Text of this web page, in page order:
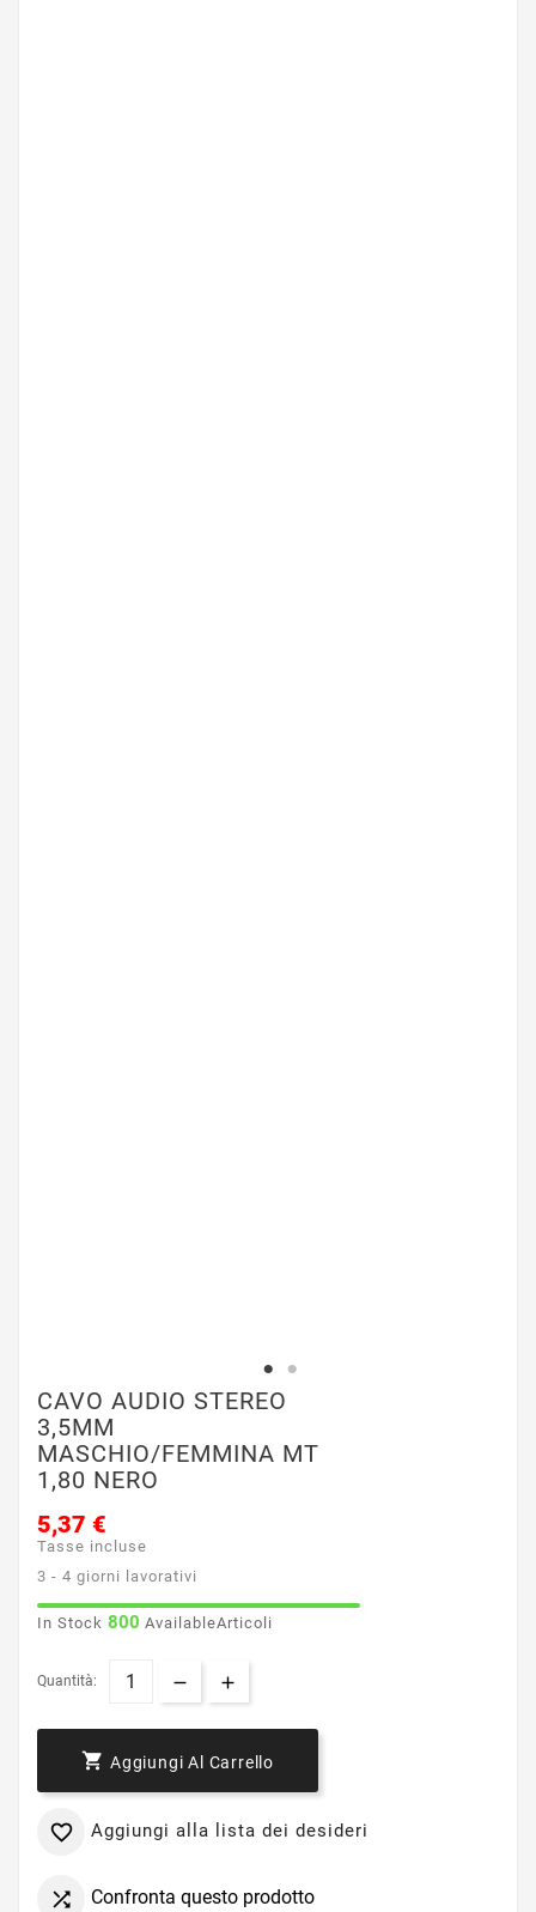
CAVO AUDIO STEREO
3,5MM
MASCHIO/FEMMINA MT
1,80 NERO
5,37 €
Tasse incluse
3 - 4 giorni lavorativi
In Stock 800 AvailableArticoli
Quantità:
 Aggiungi Al Carrello
 Aggiungi alla lista dei desideri
 Confronta questo prodotto